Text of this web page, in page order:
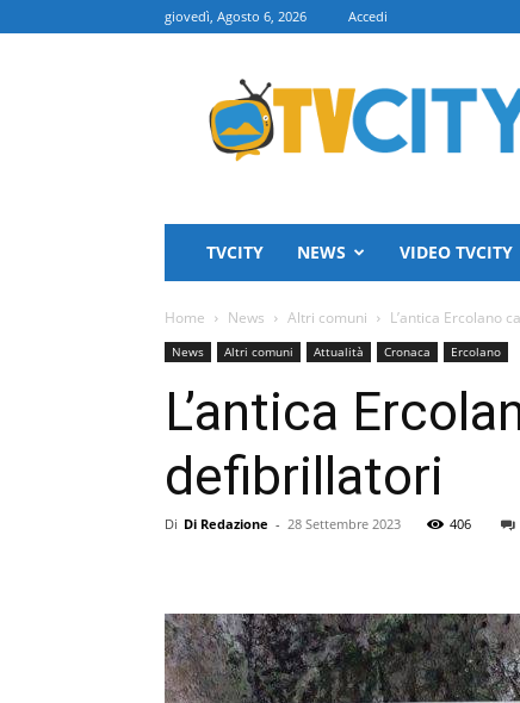
giovedì, Agosto 6, 2026 Accedi
TVCITY
TVCITY NEWS VIDEO TVCITY
Home News Altri comuni L’antica Ercolano
News Altri comuni Attualità Cronaca Ercolano
L’antica
defibrillatori
Di Di Redazione - 28 Settembre 2023 406